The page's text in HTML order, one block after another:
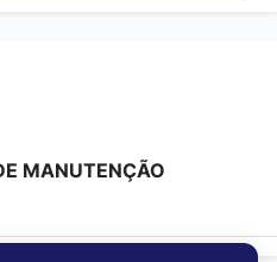
MANUTENÇÃO